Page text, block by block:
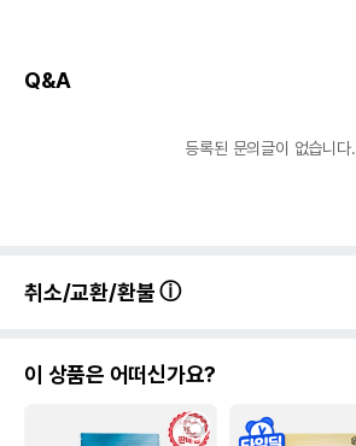
Q&A
등록된 문의글이 없습니다.
취소/교환/환불
이 상품은 어떠신가요?